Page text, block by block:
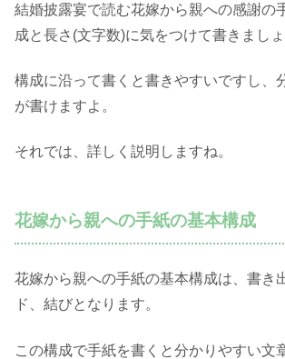
結婚披露宴で読む花嫁から親への感謝の
成と長さ(文字数)に気をつけて書きましょ
構成に沿って書くと書きやすいですし、
が書けますよ。
それでは、詳しく説明しますね。
花嫁から親への手紙の基本構成
花嫁から親への手紙の基本構成は、書き
ド、結びとなります。
この構成で手紙を書くと分かりやすい文